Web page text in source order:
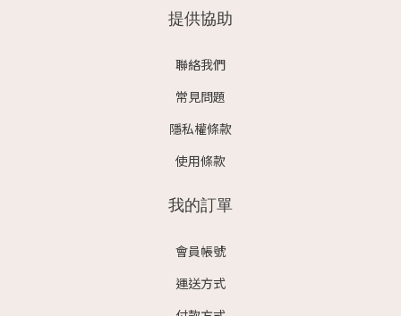
提供協助
聯絡我們
常見問題
隱私權條款
使用條款
我的訂單
會員帳號
運送方式